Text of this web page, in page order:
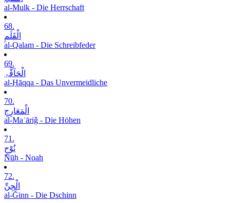
al-Mulk - Die Herrschaft
68.
الْقَلَمِ
al-Qalam - Die Schreibfeder
69.
الْحَآقَّۃِ
al-Ḥāqqa - Das Unvermeidliche
70.
الْمَعَارِجِ
al-Maʿāriǧ - Die Höhen
71.
نُوْحٍ
Nūḥ - Noah
72.
الْجِنِّ
al-Ǧinn - Die Dschinn